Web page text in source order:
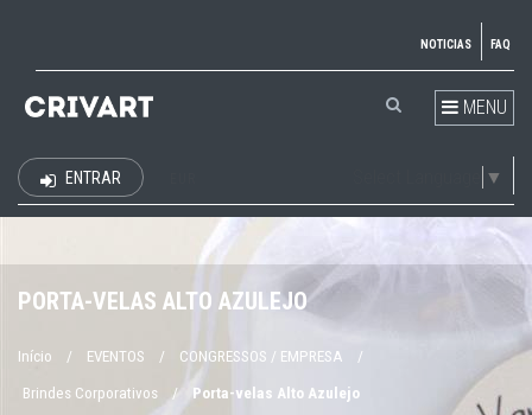
NOTICIAS FAQ
MENU
▼
ENTRAR
PORTA-VELAS ALTO AZULEJO
Início / EVENTOS / CONGRESSOS / EMPRESA /
Brindes Corporativos / Porta-velas Alto Azulejo